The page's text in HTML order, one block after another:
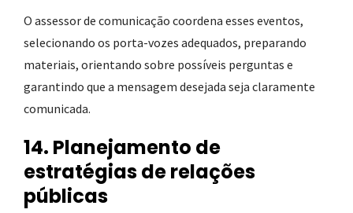
O assessor de comunicação coordena esses eventos,
selecionando os porta-vozes adequados, preparando
materiais, orientando sobre possíveis perguntas e
garantindo que a mensagem desejada seja claramente
comunicada.
14. Planejamento de
estratégias de relações
públicas